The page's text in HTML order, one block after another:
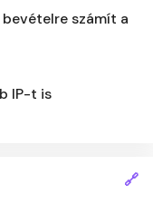
számít a
IP-t is
🔗